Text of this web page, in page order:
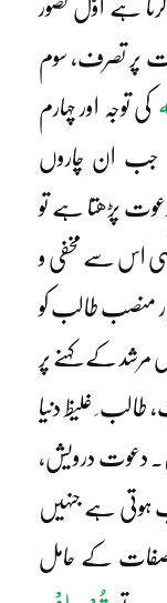
ہے اوّل تصور
پر تصرف، سوم
کی توجہ اور چہارم
جب ان چاروں
پڑھتا ہے تو
اس سے مخفی و
چار منصب طالب کو
مرشد کے کہنے پر
غلیظ دنیا
دعوت درویش،
ہوتی ہے جنہیں
صفات کے حامل